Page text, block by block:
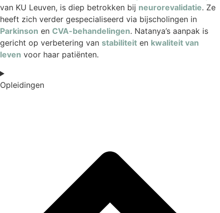
van KU Leuven, is diep betrokken bij neurorevalidatie. Ze
heeft zich verder gespecialiseerd via bijscholingen in
Parkinson en CVA-behandelingen. Natanya’s aanpak is
gericht op verbetering van stabiliteit en kwaliteit van
leven voor haar patiënten.
Opleidingen